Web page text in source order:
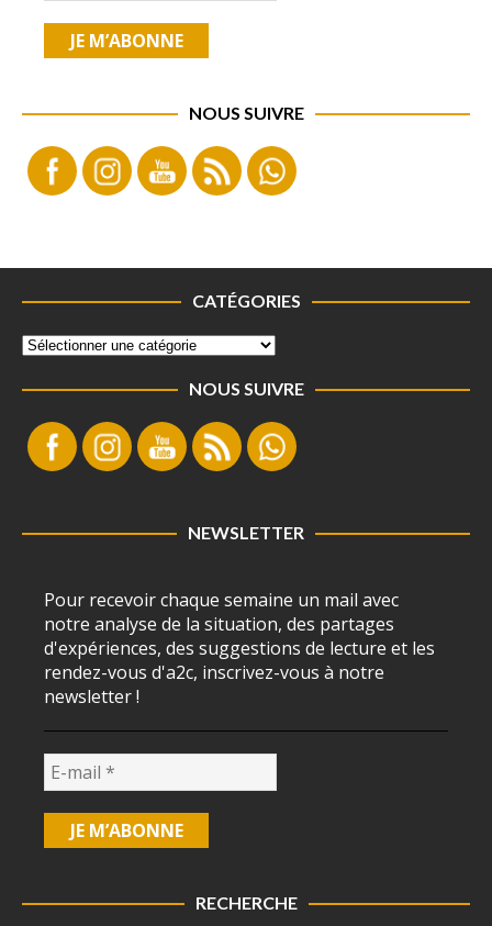
NOUS SUIVRE
CATÉGORIES
NOUS SUIVRE
NEWSLETTER
Pour recevoir chaque semaine un mail avec
notre analyse de la situation, des partages
d'expériences, des suggestions de lecture et les
rendez-vous d'a2c, inscrivez-vous à notre
newsletter !
RECHERCHE